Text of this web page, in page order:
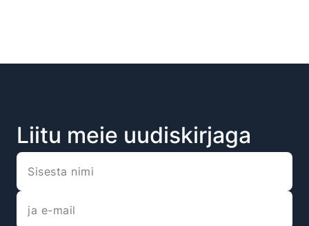
Liitu meie uudiskirjaga